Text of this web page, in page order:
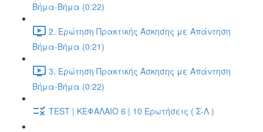
Βήμα-Βήμα (0:22)
2. Ερώτηση Πρακτικής Άσκησης με Απάντηση
Βήμα-Βήμα (0:21)
3. Ερώτηση Πρακτικής Άσκησης με Απάντηση
Βήμα-Βήμα (0:22)
TEST | ΚΕΦΑΛΑΙΟ 6 | 10 Ερωτήσεις ( Σ-Λ )